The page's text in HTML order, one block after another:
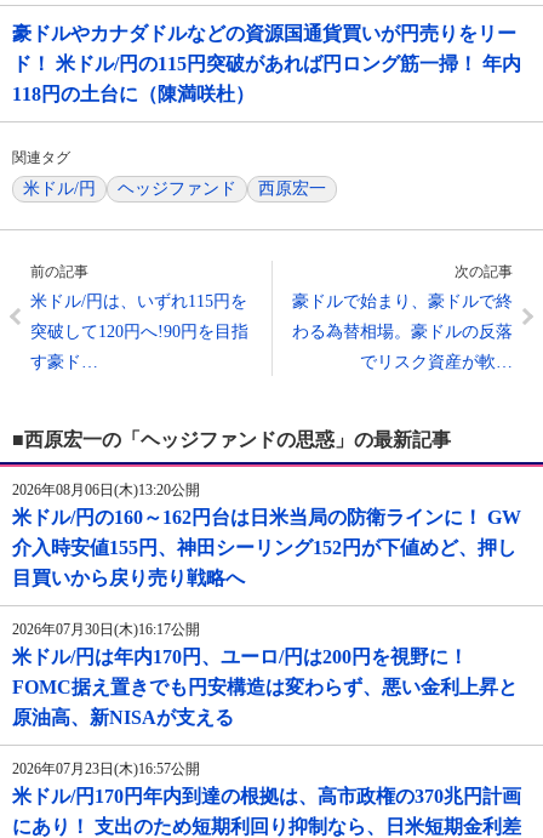
豪ドルやカナダドルなどの資源国通貨買いが円売りをリー
ド！ 米ドル/円の115円突破があれば円ロング筋一掃！ 年内
118円の土台に（陳満咲杜）
関連タグ
米ドル/円 ヘッジファンド 西原宏一
前の記事
米ドル/円は、いずれ115円を
突破して120円へ!90円を目指
す豪ド…
次の記事
豪ドルで始まり、豪ドルで終
わる為替相場。豪ドルの反落
でリスク資産が軟…
■西原宏一の「ヘッジファンドの思惑」の最新記事
2026年08月06日(木)13:20公開
米ドル/円の160～162円台は日米当局の防衛ラインに！ GW
介入時安値155円、神田シーリング152円が下値めど、押し
目買いから戻り売り戦略へ
2026年07月30日(木)16:17公開
米ドル/円は年内170円、ユーロ/円は200円を視野に！
FOMC据え置きでも円安構造は変わらず、悪い金利上昇と
原油高、新NISAが支える
2026年07月23日(木)16:57公開
米ドル/円170円年内到達の根拠は、高市政権の370兆円計画
にあり！ 支出のため短期利回り抑制なら、日米短期金利差